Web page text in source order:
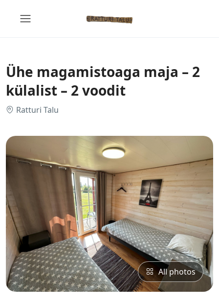
Ühe magamistoaga maja – 2
külalist – 2 voodit
Ratturi Talu
All photos